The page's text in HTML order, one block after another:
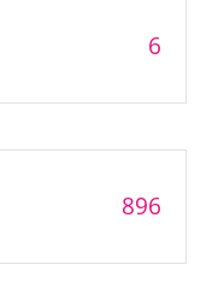
6
896